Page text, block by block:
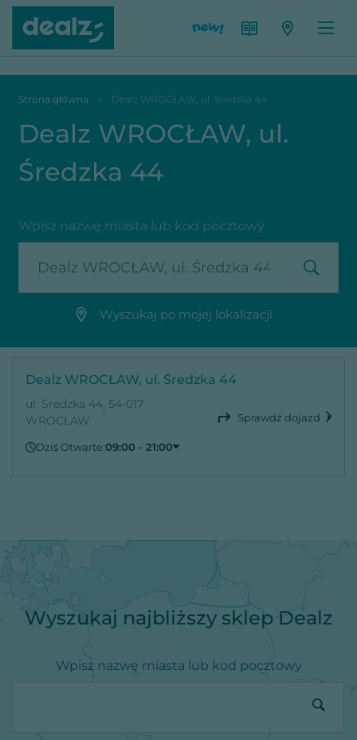
Dealz WROCŁAW, ul. Średzka 44
Strona główna Dealz WROCŁAW, ul. Średzka 44
Dealz WROCŁAW, ul.
Średzka 44
Wpisz nazwę miasta lub kod pocztowy
Wyszukaj po mojej lokalizacji
Dealz WROCŁAW, ul. Średzka 44
ul. Średzka 44, 54-017
WROCŁAW
Sprawdź dojazd
Dziś Otwarte:09:00 - 21:00
Poniedziałek
09:00 - 21:00
Środa
Wyszukaj najbliższy sklep Dealz
Wpisz nazwę miasta lub kod pocztowy